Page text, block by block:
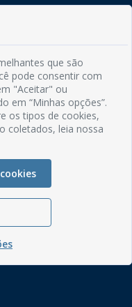
PB
às 13h
que são
pode consentir com
"Aceitar" ou
em “Minhas opções”.
os tipos de cookies,
coletados, leia nossa